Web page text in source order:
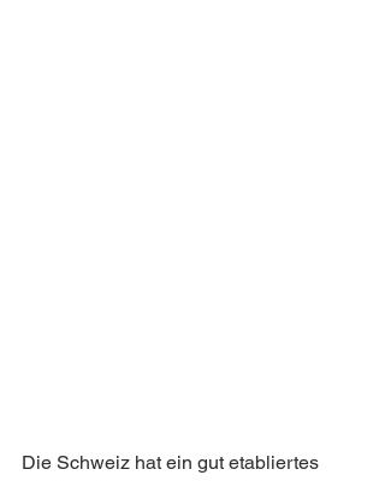
Die Schweiz hat ein gut etabliertes